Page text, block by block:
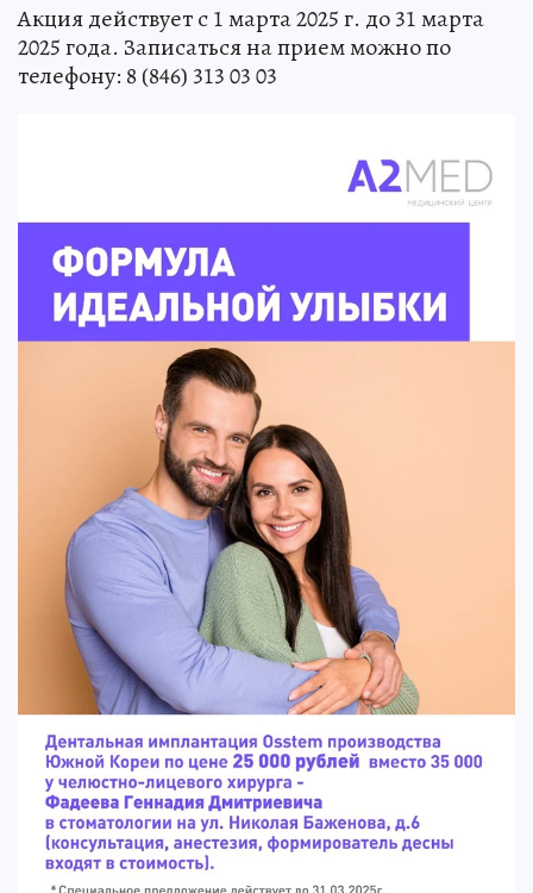
Акция действует с 1 марта 2025 г. до 31 марта
2025 года. Записаться на прием можно по
телефону: 8 (846) 313 03 03